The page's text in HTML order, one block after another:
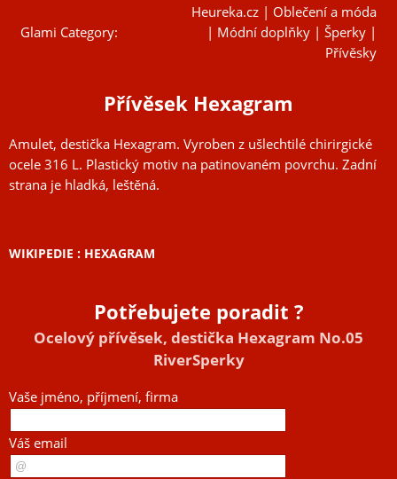
Glami Category:
Heureka.cz | Oblečení a móda
| Módní doplňky | Šperky |
Přívěsky
Přívěsek Hexagram
Amulet, destička Hexagram. Vyroben z ušlechtilé chirirgické
ocele 316 L. Plastický motiv na patinovaném povrchu. Zadní
strana je hladká, leštěná.
WIKIPEDIE : HEXAGRAM
Potřebujete poradit ?
Ocelový přívěsek, destička Hexagram No.05
RiverSperky
Vaše jméno, příjmení, firma
Váš email